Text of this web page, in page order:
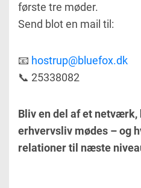
første tre møder.
Send blot en mail til:
📧 hostrup@bluefox.dk
📞 25338082
Bliv en del af et netværk,
erhvervsliv mødes – og
relationer til næste